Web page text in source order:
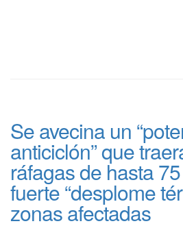
Se avecina un
anticiclón” que
ráfagas de hasta
fuerte “desplome
zonas afectadas